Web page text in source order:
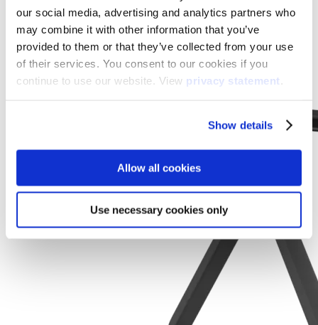
our social media, advertising and analytics partners who
may combine it with other information that you’ve
provided to them or that they’ve collected from your use
of their services. You consent to our cookies if you
continue to use our website. View privacy statement
Show details
Allow all cookies
Use necessary cookies only